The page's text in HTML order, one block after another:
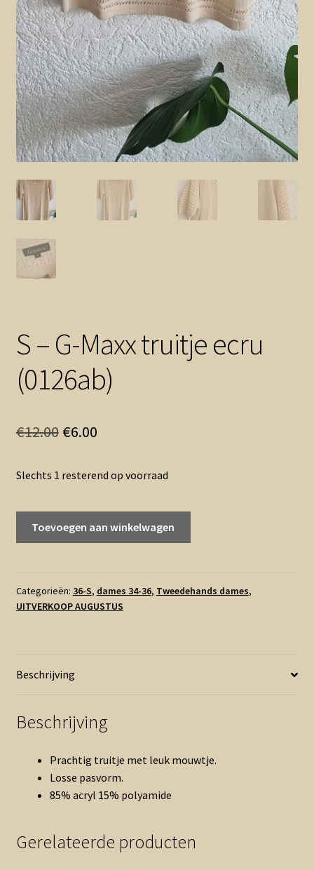
S – G-Maxx truitje ecru
(0126ab)
€12.00 Oorspronkelijke
was:
€12.00.
€6.00Huidige
is:
€6.00.
Slechts 1 resterend op voorraad
truitje
ecru
Toevoegen aan winkelwagen
Categorieën: 36-S, dames 34-36, Tweedehands dames,
UITVERKOOP AUGUSTUS
Beschrijving
Beschrijving
Prachtig truitje met leuk mouwtje.
Losse pasvorm.
85% acryl 15% polyamide
Gerelateerde producten